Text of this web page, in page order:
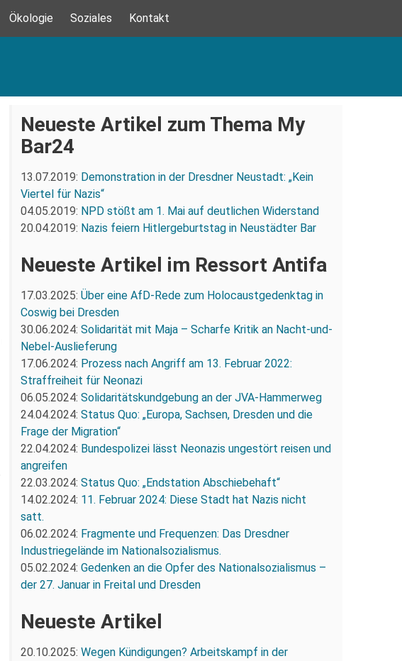
Ökologie Soziales Kontakt
Neueste Artikel zum Thema My
Bar24
13.07.2019: Demonstration in der Dresdner Neustadt: „Kein
Viertel für Nazis“
04.05.2019: NPD stößt am 1. Mai auf deutlichen Widerstand
20.04.2019: Nazis feiern Hitlergeburtstag in Neustädter Bar
Neueste Artikel im Ressort Antifa
17.03.2025: Über eine AfD-Rede zum Holocaustgedenktag in
Coswig bei Dresden
30.06.2024: Solidarität mit Maja – Scharfe Kritik an Nacht-und-
Nebel-Auslieferung
17.06.2024: Prozess nach Angriff am 13. Februar 2022:
Straffreiheit für Neonazi
06.05.2024: Solidaritätskundgebung an der JVA-Hammerweg
24.04.2024: Status Quo: „Europa, Sachsen, Dresden und die
Frage der Migration“
22.04.2024: Bundespolizei lässt Neonazis ungestört reisen und
angreifen
22.03.2024: Status Quo: „Endstation Abschiebehaft“
14.02.2024: 11. Februar 2024: Diese Stadt hat Nazis nicht
satt.
06.02.2024: Fragmente und Frequenzen: Das Dresdner
Industriegelände im Nationalsozialismus.
05.02.2024: Gedenken an die Opfer des Nationalsozialismus –
der 27. Januar in Freital und Dresden
Neueste Artikel
20.10.2025: Wegen Kündigungen? Arbeitskampf in der